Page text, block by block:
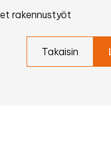
rakennustyöt
Takaisin